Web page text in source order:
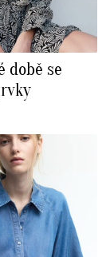
době se